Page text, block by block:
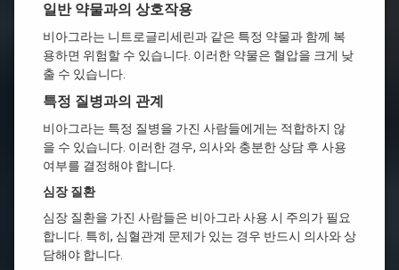
일반 약물과의 상호작용
비아그라는 니트로글리세린과 같은 특정 약물과 함께 복
용하면 위험할 수 있습니다. 이러한 약물은 혈압을 크게 낮
출 수 있습니다.
특정 질병과의 관계
비아그라는 특정 질병을 가진 사람들에게는 적합하지 않
을 수 있습니다. 이러한 경우, 의사와 충분한 상담 후 사용
여부를 결정해야 합니다.
심장 질환
심장 질환을 가진 사람들은 비아그라 사용 시 주의가 필요
합니다. 특히, 심혈관계 문제가 있는 경우 반드시 의사와 상
담해야 합니다.